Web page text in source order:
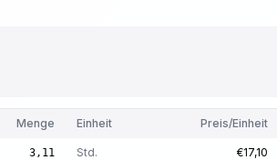
Menge Einheit Preis/Einheit
3,11 Std. €17,10